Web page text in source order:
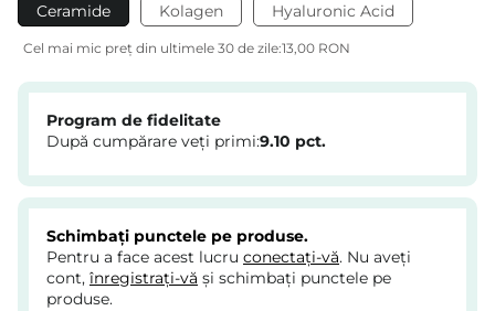
Ceramide Kolagen Hyaluronic Acid
Cel mai mic preț din ultimele 30 de zile:13,00 RON
Program de fidelitate
După cumpărare veți primi:9.10 pct.
Schimbați punctele pe produse.
Pentru a face acest lucru conectați-vă. Nu aveți
cont, înregistrați-vă și schimbați punctele pe
produse.